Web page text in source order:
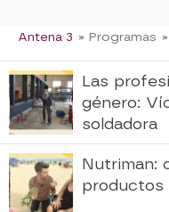
Antena 3 » Programas
Las
género:
soldadora
Nutriman:
productos